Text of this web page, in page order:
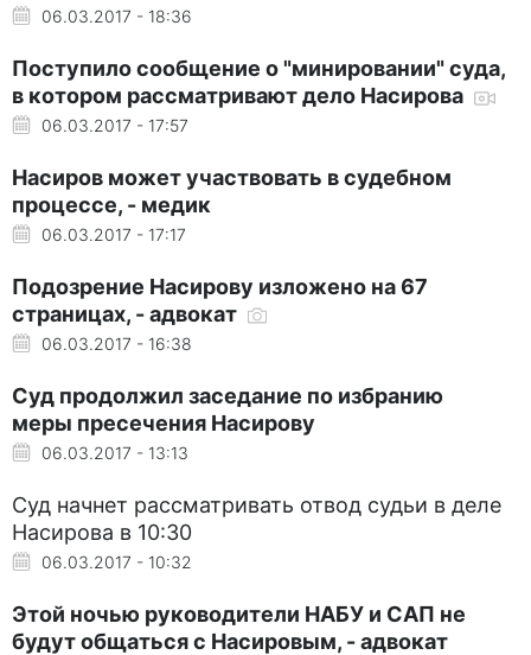
06.03.2017 - 18:36
Поступило сообщение о "минировании" суда,
в котором рассматривают дело Насирова
06.03.2017 - 17:57
Насиров может участвовать в судебном
процессе, - медик
06.03.2017 - 17:17
Подозрение Насирову изложено на 67
страницах, - адвокат
06.03.2017 - 16:38
Суд продолжил заседание по избранию
меры пресечения Насирову
06.03.2017 - 13:13
Суд начнет рассматривать отвод судьи в деле
Насирова в 10:30
06.03.2017 - 10:32
Этой ночью руководители НАБУ и САП не
будут общаться с Насировым, - адвокат